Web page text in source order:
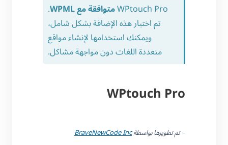
WPtouch Proمتوافقة مع WPML
.
تم اختبار هذه الإضافة بشكل شامل،
ويمكنك استخدامها لإنشاء مواقع
متعددة اللغات دون مواجهة مشاكل.
WPtouch Pro
– تم تطويرها بواسطةBraveNewCode Inc